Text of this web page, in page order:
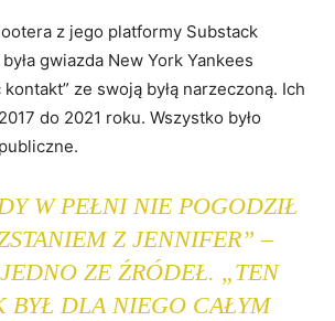
z jego platformy Substack
była gwiazda New York Yankees
ze swoją byłą narzeczoną. Ich
do 2021 roku. Wszystko było
W PEŁNI NIE POGODZIŁ
Z JENNIFER” –
ZE ŹRÓDEŁ. „TEN
BYŁ DLA NIEGO CAŁYM